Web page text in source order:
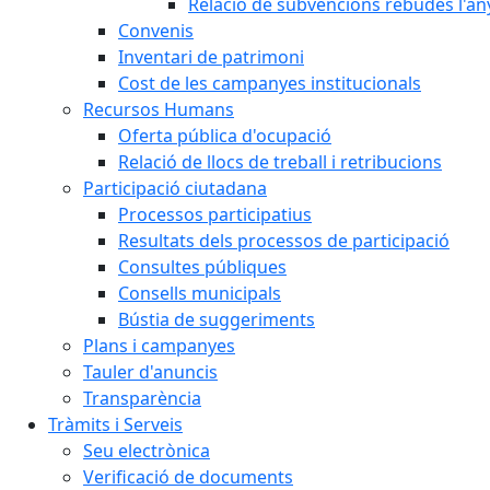
Convenis
Inventari de patrimoni
Cost de les campanyes institucionals
Recursos Humans
Oferta pública d'ocupació
Relació de llocs de treball i retribucions
Participació ciutadana
Processos participatius
Resultats dels processos de participació
Consultes públiques
Consells municipals
Bústia de suggeriments
Plans i campanyes
Tauler d'anuncis
Transparència
Tràmits i Serveis
Seu electrònica
Verificació de documents